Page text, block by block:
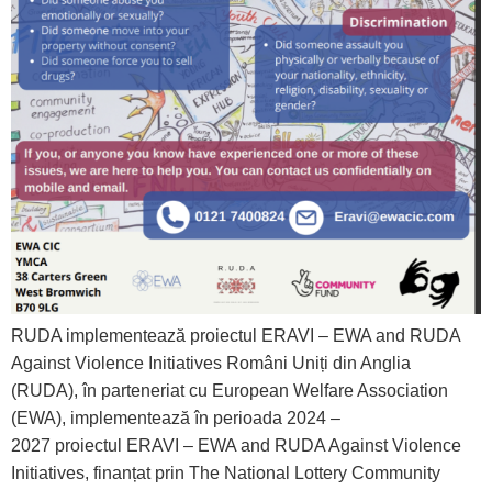
RUDA implementează proiectul ERAVI – EWA and RUDA
Against Violence Initiatives Români Uniți din Anglia
(RUDA), în parteneriat cu European Welfare Association
(EWA), implementează în perioada 2024 –
2027 proiectul ERAVI – EWA and RUDA Against Violence
Initiatives, finanțat prin The National Lottery Community